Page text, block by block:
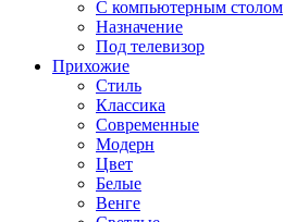
С компьютерным столом
Назначение
Под телевизор
Прихожие
Стиль
Классика
Современные
Модерн
Цвет
Белые
Венге